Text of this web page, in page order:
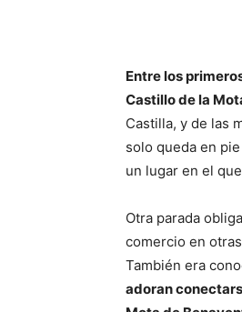
Entre los
Castillo de la
Castilla, y de las
solo queda en
un lugar en el
Otra parada
comercio en
También era
adoran